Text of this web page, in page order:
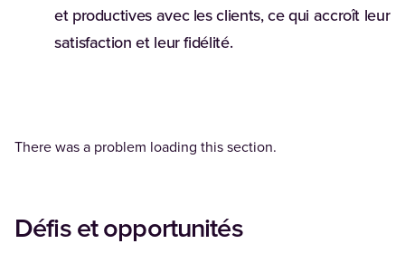
et productives avec les clients, ce qui accroît leur
satisfaction et leur fidélité.
There was a problem loading this section.
Défis et opportunités